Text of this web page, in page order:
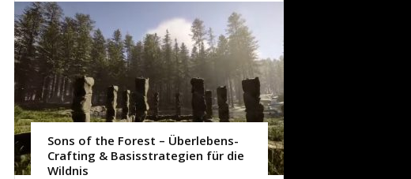
Sons of the Forest – Überlebens-
Crafting & Basisstrategien für die
Wildnis